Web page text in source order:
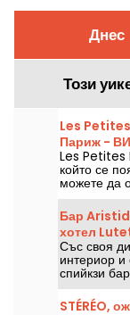
Днес
Този
Les
Париж -
Les Petites
който се
можете да
дартс,
Бар
хотел
Със своя
интериор
спийкзи
STÉRÉO,